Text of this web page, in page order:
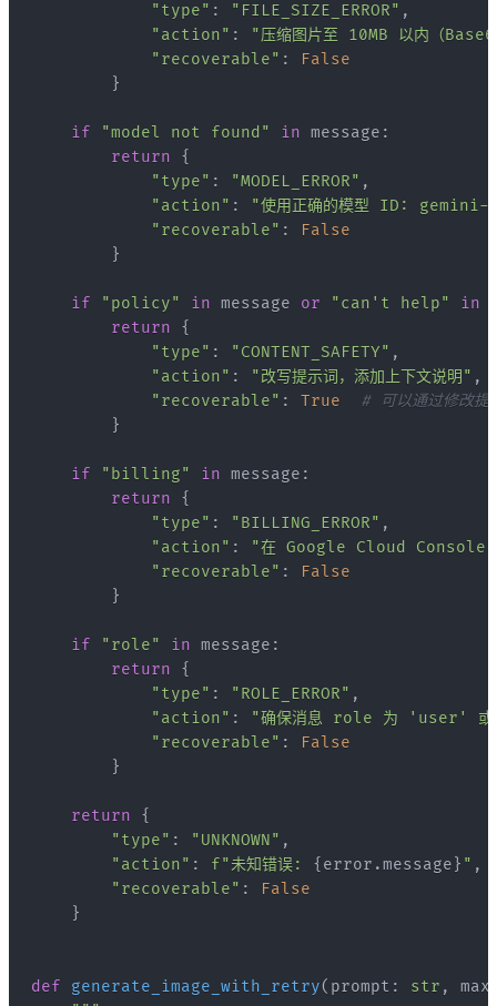
"type" : "FILE_SIZE_ERROR" ,
"action" :
"压缩图片至 10MB 以内（
"recoverable" :
False
}
if "model not found" in message :
return
{
"type" : "MODEL_ERROR" ,
"action" :
"使用正确的模型 ID:
"recoverable" :
False
}
if "policy" in message or "can't help" in
return
{
"type" : "CONTENT_SAFETY" ,
"action" : "改写提示词，添加上下文说明" ,
"recoverable" : True
# 可以通过修改提
}
if "billing" in message :
return
{
"type" : "BILLING_ERROR" ,
"action" :
"在 Google Cloud Console
"recoverable" :
False
}
if "role" in message :
return
{
"type" : "ROLE_ERROR" ,
"action" :
"确保消息 role 为 'user'
"recoverable" :
False
}
return
{
"type" : "UNKNOWN" ,
"action" : f"未知错误: { error .message } " ,
"recoverable" :
False
}
def generate_image_with_retry( prompt : str ,